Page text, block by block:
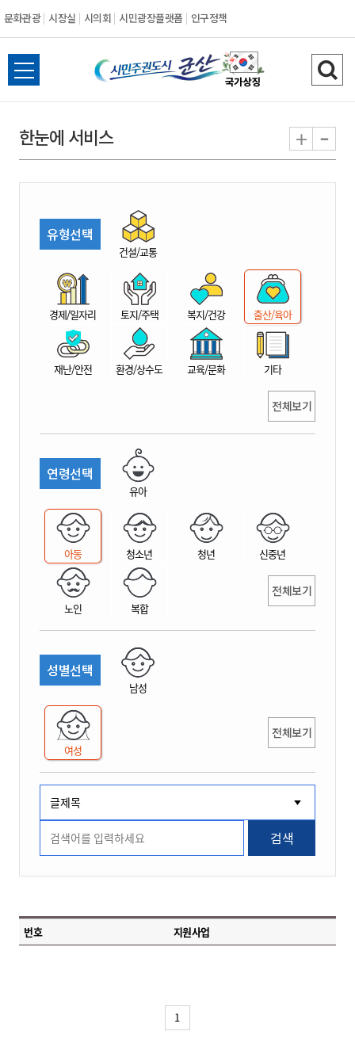
문화관광 시장실 시의회 시민광장플랫폼 인구정책
시
민
권
시
산
전
체
뉴
열
검
색
기
한눈에 서비스 + -
유형선택
건설/교통
경제/일자리 토지/주택 복지/건강 출산/육아
재난/안전 환경/상수도 교육/문화 기타
전체보기
연령선택
유아
아동 청소년 청년 신중년
노인 복합
전체보기
성별선택
남성
여성
전체보기
검색
번호 지원사업
1